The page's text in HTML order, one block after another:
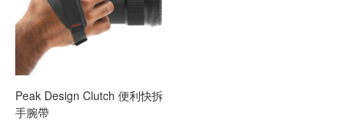
Peak Design Clutch 便利快拆
手腕帶